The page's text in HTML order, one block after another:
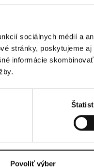
sociálnych médií a
stránky, poskytujeme
informácie
Povoliť výber